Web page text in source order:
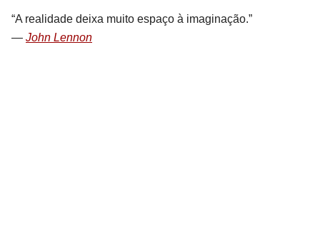
A realidade deixa muito espaço à imaginação.
John Lennon